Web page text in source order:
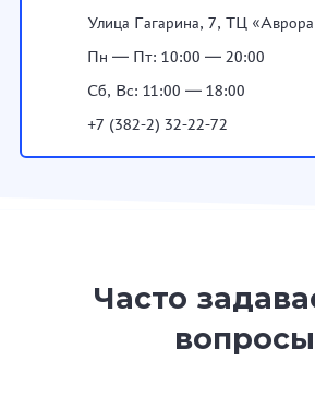
Улица Гагарина, 7, ТЦ
Пн — Пт: 10:00 — 20:00
Сб, Вс: 11:00 — 18:00
+7 (382-2) 32-22-72
Часто
вопросы